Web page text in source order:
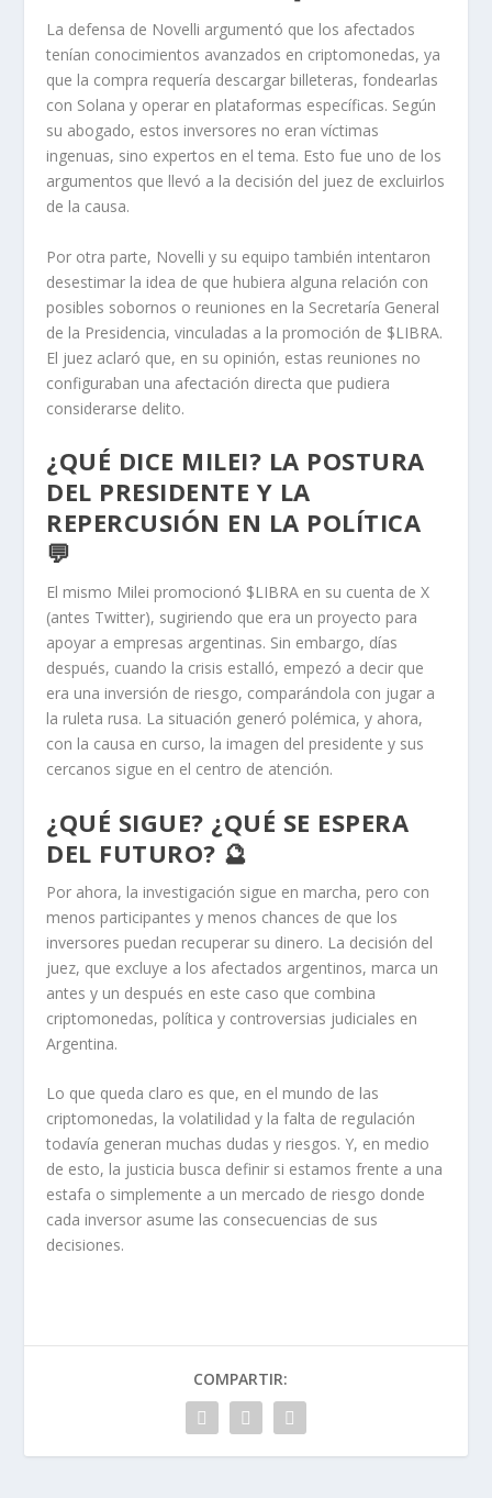
La defensa de Novelli argumentó que los afectados
tenían conocimientos avanzados en criptomonedas, ya
que la compra requería descargar billeteras, fondearlas
con Solana y operar en plataformas específicas. Según
su abogado, estos inversores no eran víctimas
ingenuas, sino expertos en el tema. Esto fue uno de los
argumentos que llevó a la decisión del juez de excluirlos
de la causa.
Por otra parte, Novelli y su equipo también intentaron
desestimar la idea de que hubiera alguna relación con
posibles sobornos o reuniones en la Secretaría General
de la Presidencia, vinculadas a la promoción de $LIBRA.
El juez aclaró que, en su opinión, estas reuniones no
configuraban una afectación directa que pudiera
considerarse delito.
¿QUÉ DICE MILEI? LA POSTURA
DEL PRESIDENTE Y LA
REPERCUSIÓN EN LA POLÍTICA
💬
El mismo Milei promocionó $LIBRA en su cuenta de X
(antes Twitter), sugiriendo que era un proyecto para
apoyar a empresas argentinas. Sin embargo, días
después, cuando la crisis estalló, empezó a decir que
era una inversión de riesgo, comparándola con jugar a
la ruleta rusa. La situación generó polémica, y ahora,
con la causa en curso, la imagen del presidente y sus
cercanos sigue en el centro de atención.
¿QUÉ SIGUE? ¿QUÉ SE ESPERA
DEL FUTURO? 🔮
Por ahora, la investigación sigue en marcha, pero con
menos participantes y menos chances de que los
inversores puedan recuperar su dinero. La decisión del
juez, que excluye a los afectados argentinos, marca un
antes y un después en este caso que combina
criptomonedas, política y controversias judiciales en
Argentina.
Lo que queda claro es que, en el mundo de las
criptomonedas, la volatilidad y la falta de regulación
todavía generan muchas dudas y riesgos. Y, en medio
de esto, la justicia busca definir si estamos frente a una
estafa o simplemente a un mercado de riesgo donde
cada inversor asume las consecuencias de sus
decisiones.
COMPARTIR: